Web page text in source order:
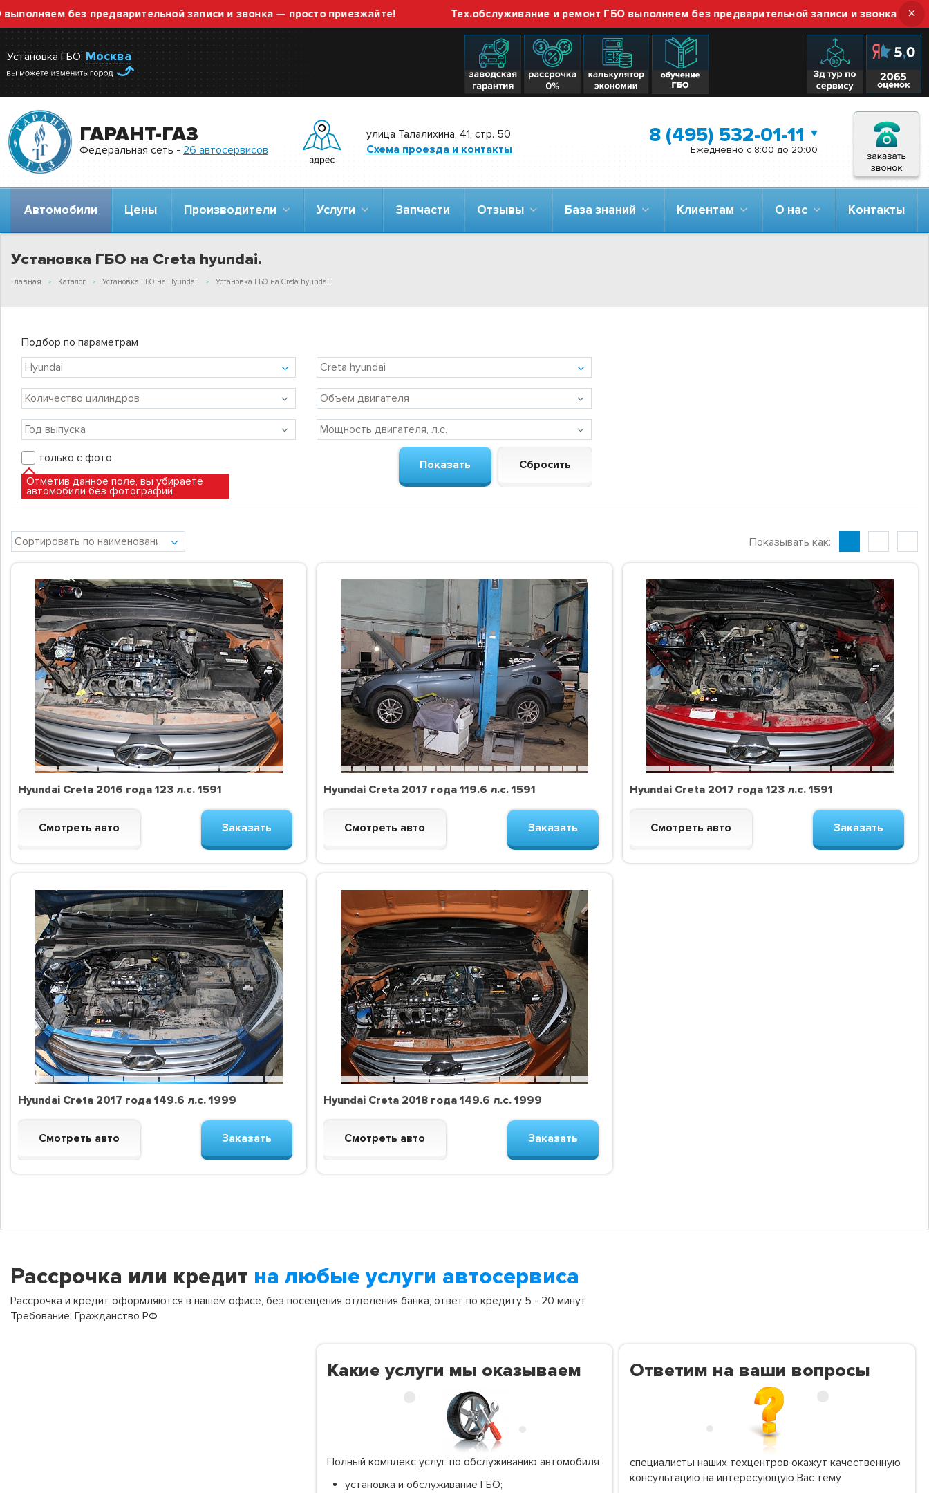
без предварительной записи и звонка — просто приезжайте! Тех.обслуживание и ремонт ГБО выполняем без предварительной записи и звонка — просто
×
Установка ГБО: Москва
ГАРАНТ-ГАЗ
Федеральная сеть - 26 автосервисов
улица Талалихина, 41, стр. 50
Схема проезда и контакты
8 (495) 532-01-11
Ежедневно с 8:00 до 20:00
Автомобили Цены Производители Услуги Запчасти Отзывы База знаний Клиентам О нас Контакты
Установка ГБО на Creta hyundai.
Главная Каталог Установка ГБО на Hyundai. Установка ГБО на Creta hyundai.
Подбор по параметрам
только с фото
Отметив данное поле, вы убираете
автомобили без фотографий
Показывать как:
Hyundai Creta 2016 года 123 л.с. 1591
Смотреть авто Заказать
Hyundai Creta 2017 года 119.6 л.с. 1591
Смотреть авто Заказать
Hyundai Creta 2017 года 123 л.с. 1591
Смотреть авто Заказать
Hyundai Creta 2017 года 149.6 л.с. 1999
Смотреть авто Заказать
Hyundai Creta 2018 года 149.6 л.с. 1999
Смотреть авто Заказать
Рассрочка или кредит на любые услуги автосервиса
Рассрочка и кредит оформляются в нашем офисе, без посещения отделения банка, ответ по кредиту 5 - 20 минут
Требование: Гражданство РФ
Какие услуги мы оказываем
Полный комплекс услуг по обслуживанию автомобиля
установка и обслуживание ГБО;
Ответим на ваши вопросы
специалисты наших техцентров окажут качественную
консультацию на интересующую Вас тему